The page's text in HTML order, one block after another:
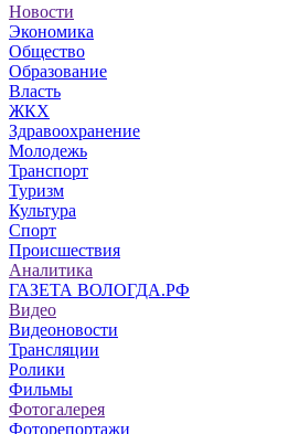
Новости
Экономика
Общество
Образование
Власть
ЖКХ
Здравоохранение
Молодежь
Транспорт
Туризм
Культура
Спорт
Происшествия
Аналитика
ГАЗЕТА ВОЛОГДА.РФ
Видео
Видеоновости
Трансляции
Ролики
Фильмы
Фотогалерея
Фоторепортажи